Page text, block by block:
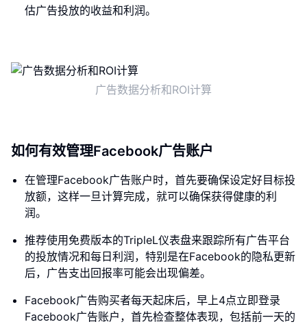
估广告投放的收益和利润。
广告数据分析和ROI计算
如何有效管理Facebook广告账户
在管理Facebook广告账户时，首先要确保设定好目标投
放额，这样一旦计算完成，就可以确保获得健康的利
润。
推荐使用免费版本的TripleL仪表盘来跟踪所有广告平台
的投放情况和每日利润，特别是在Facebook的隐私更新
后，广告支出回报率可能会出现偏差。
Facebook广告购买者每天起床后，早上4点立即登录
Facebook广告账户，首先检查整体表现，包括前一天的